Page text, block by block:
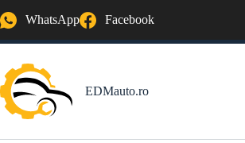
la
WhatsApp Facebook
EDMauto.ro